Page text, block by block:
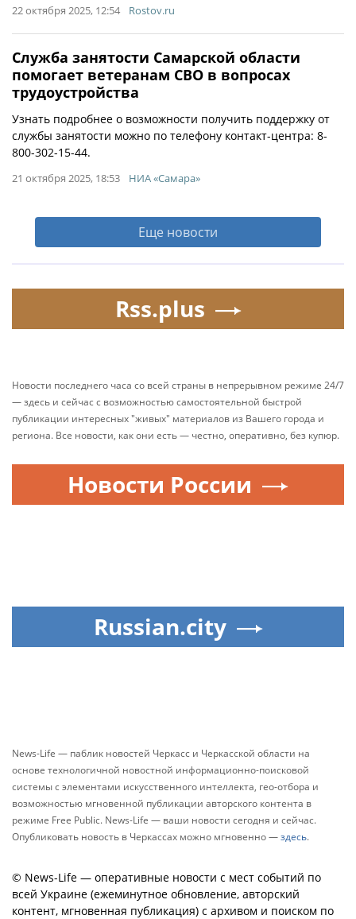
22 октября 2025, 12:54 Rostov.ru
Служба занятости Самарской области
помогает ветеранам СВО в вопросах
трудоустройства
Узнать подробнее о возможности получить поддержку от
службы занятости можно по телефону контакт-центра: 8-
800-302-15-44.
21 октября 2025, 18:53 НИА «Самара»
Еще новости
Rss.plus
Новости последнего часа со всей страны в непрерывном режиме 24/7
— здесь и сейчас с возможностью самостоятельной быстрой
публикации интересных "живых" материалов из Вашего города и
региона. Все новости, как они есть — честно, оперативно, без купюр.
Новости России
Russian.city
News-Life — паблик новостей Черкасс и Черкасской области на
основе технологичной новостной информационно-поисковой
системы с элементами искусственного интеллекта, гео-отбора и
возможностью мгновенной публикации авторского контента в
режиме Free Public. News-Life — ваши новости сегодня и сейчас.
Опубликовать новость в Черкассах можно мгновенно —здесь.
© News-Life — оперативные новости с мест событий по
всей Украине (ежеминутное обновление, авторский
контент, мгновенная публикация) с архивом и поиском по